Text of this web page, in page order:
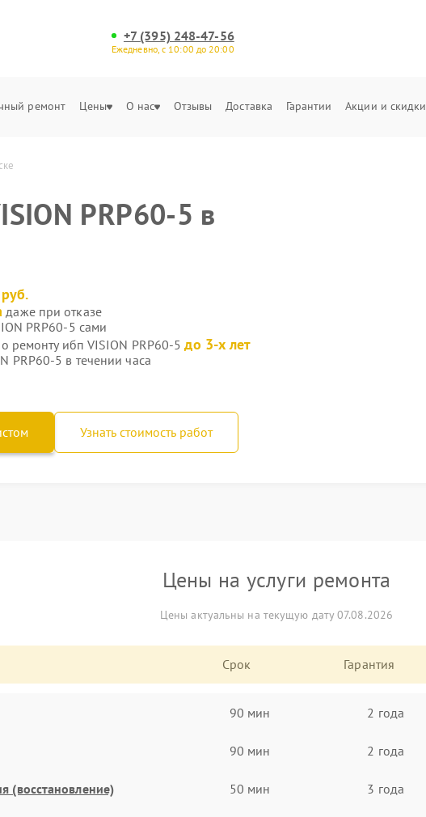
+7 (395) 248-47-56
Ежедневно, с 10:00 до 20:00
ремонт Цены О нас Отзывы Доставка Гарантии Акции и скидки
PRP60-5 в
даже при отказе
PRP60-5 сами
ремонту ибп VISION PRP60-5до 3-х лет
PRP60-5 в течении часа
Узнать стоимость работ
Цены на услуги ремонта
Цены актуальны на текущую дату 07.08.2026
Срок Гарантия
90 мин 2 года
90 мин 2 года
(восстановление) 50 мин 3 года